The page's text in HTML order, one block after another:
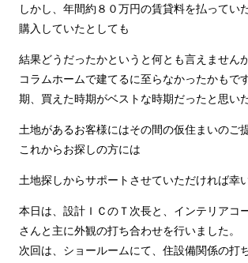
しかし、年間約８０万円の賃貸料を払ってい
購入していたとしても
結果どうだったかというと何とも言えません
コラムホームで建てるに至らなかったかもで
期、買えた時期がベストな時期だったと思い
土地があるお客様にはその間の仮住まいのご
これからお探しの方には
土地探しからサポートさせていただければ幸
本日は、設計ＩＣのＴ次長と、インテリアコ
さんと主に外観の打ち合わせを行いました。
次回は、ショールームにて、住設備関係の打